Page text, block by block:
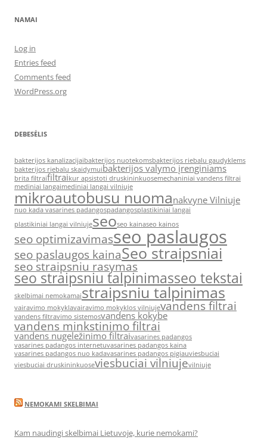
NAMAI
Log in
Entries feed
Comments feed
WordPress.org
DEBESĖLIS
bakterijos kanalizacijaibakterijos nuotekomsbakterijos riebalu gaudyklems
bakterijos riebalu skaidymuibakterijos valymo įrenginiams
brita filtraifiltraikur apsistoti druskininkuosemechaniniai vandens filtrai
mediniai langaimediniai langai vilniuje
mikroautobusu nuomanakvyne Vilniuje
nuo kada vasarines padangospadangosplastikiniai langai
plastikiniai langai vilniujeseoseo kainaseo kainos
seo optimizavimasseo paslaugos
seo paslaugos kainaSeo straipsniai
seo straipsniu rasymas
seo straipsniu talpinimasseo tekstai
skelbimai nemokamaistraipsniu talpinimas
vairavimo mokyklavairavimo mokyklos vilniujevandens filtrai
vandens filtravimo sistemosvandens kokybe
vandens minkstinimo filtrai
vandens nugeležinimo filtraivasarines padangos
vasarines padangos internetuvasarines padangos kaina
vasarines padangos nuo kadavasarines padangos pigiauviesbuciai
viesbuciai druskininkuoseviesbuciai vilniujevilniuje
NEMOKAMI SKELBIMAI
Kam naudingi skelbimai Lietuvoje, kurie nemokami?